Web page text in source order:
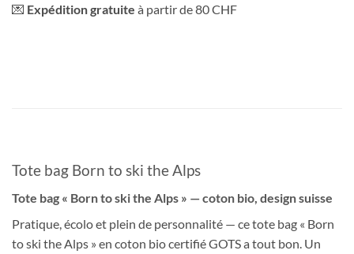
💌 Expédition gratuite à partir de 80 CHF
Tote bag Born to ski the Alps
Tote bag « Born to ski the Alps » — coton bio, design suisse
Pratique, écolo et plein de personnalité — ce tote bag « Born
to ski the Alps » en coton bio certifié GOTS a tout bon. Un